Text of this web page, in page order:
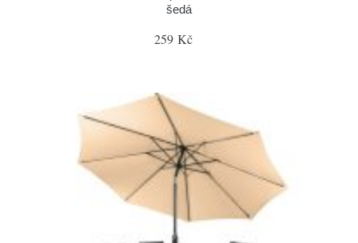
šedá
259 Kč